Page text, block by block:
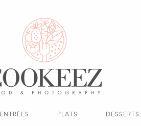
ENTRÉES PLATS DESSERTS